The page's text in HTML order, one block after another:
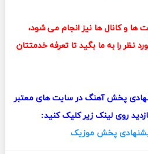
و کانال ها نیز انجام می شود،
نظر را به ما بگید تا تعرفه خدمتتان
پخش آهنگ در سایت های معتبر
روی لینک زیر کلیک کنید:
پخش موزیک